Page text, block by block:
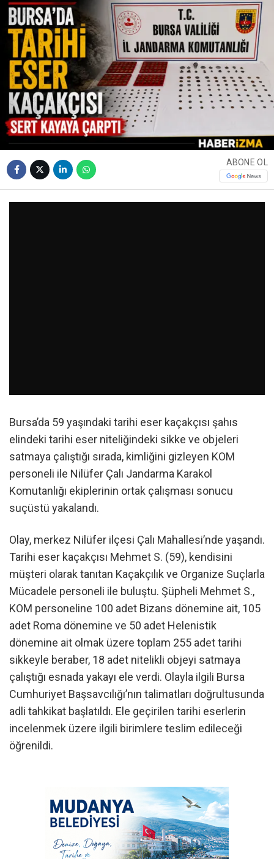
ABONE OL
Bursa’da 59 yaşındaki tarihi eser kaçakçısı şahıs
elindeki tarihi eser niteliğindeki sikke ve objeleri
satmaya çalıştığı sırada, kimliğini gizleyen KOM
personeli ile Nilüfer Çalı Jandarma Karakol
Komutanlığı ekiplerinin ortak çalışması sonucu
suçüstü yakalandı.
Olay, merkez Nilüfer ilçesi Çalı Mahallesi’nde yaşandı.
Tarihi eser kaçakçısı Mehmet S. (59), kendisini
müşteri olarak tanıtan Kaçakçılık ve Organize Suçlarla
Mücadele personeli ile buluştu. Şüpheli Mehmet S.,
KOM personeline 100 adet Bizans dönemine ait, 105
adet Roma dönemine ve 50 adet Helenistik
dönemine ait olmak üzere toplam 255 adet tarihi
sikkeyle beraber, 18 adet nitelikli objeyi satmaya
çalıştığı esnada yakayı ele verdi. Olayla ilgili Bursa
Cumhuriyet Başsavcılığı’nın talimatları doğrultusunda
adli tahkikat başlatıldı. Ele geçirilen tarihi eserlerin
incelenmek üzere ilgili birimlere teslim edileceği
öğrenildi.